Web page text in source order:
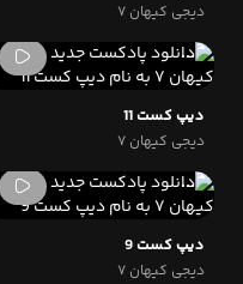
دیجی کیهان ۷
دیپ کست 11
دیجی کیهان ۷
دیپ کست 9
دیجی کیهان ۷